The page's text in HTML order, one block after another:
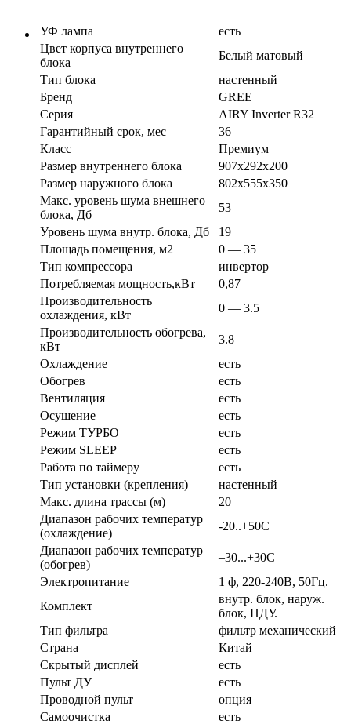
УФ лампа
есть
Цвет корпуса внутреннего
блока
Белый матовый
Тип блока
настенный
Бренд
GREE
Серия
AIRY Inverter R32
Гарантийный срок, мес
36
Класс
Премиум
Размер внутреннего блока
907х292х200
Размер наружного блока
802х555х350
Макс. уровень шума внешнего
блока, Дб
53
Уровень шума внутр. блока, Дб
19
Площадь помещения, м2
0 — 35
Тип компрессора
инвертор
Потребляемая мощность,кВт
0,87
Производительность
охлаждения, кВт
0 — 3.5
Производительность обогрева,
кВт
3.8
Охлаждение
есть
Обогрев
есть
Вентиляция
есть
Осушение
есть
Режим ТУРБО
есть
Режим SLEEP
есть
Работа по таймеру
есть
Тип установки (крепления)
настенный
Макс. длина трассы (м)
20
Диапазон рабочих температур
(охлаждение)
-20..+50C
Диапазон рабочих температур
(обогрев)
–30...+30C
Электропитание
1 ф, 220-240В, 50Гц.
Комплект
внутр. блок, наруж.
блок, ПДУ.
Тип фильтра
фильтр механический
Страна
Китай
Скрытый дисплей
есть
Пульт ДУ
есть
Проводной пульт
опция
Самоочистка
есть